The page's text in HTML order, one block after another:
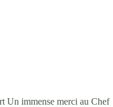
Un immense merci au Chef